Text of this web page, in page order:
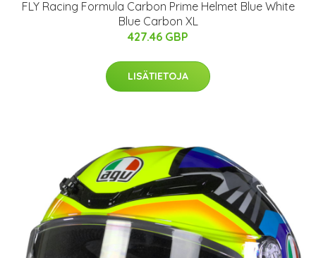
FLY Racing Formula Carbon Prime Helmet Blue White
Blue Carbon XL
427.46 GBP
LISÄTIETOJA